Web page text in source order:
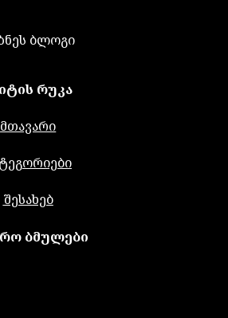
ბლოგი
რუკა
მთავარი
შესახებ
ბმულები